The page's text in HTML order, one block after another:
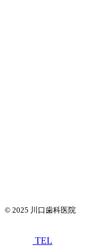
© 2025 川口歯科医院
TEL